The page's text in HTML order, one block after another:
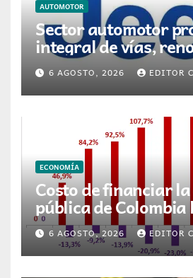
AUTOMOTOR
Sector automotor
integral de vías,
vehicular y
para movilidad en
6 AGOSTO, 2026 EDITOR
ECONOMÍA
Costo de financiar
pública de Colombia
nivel más alto en 17
6 AGOSTO, 2026 EDITOR